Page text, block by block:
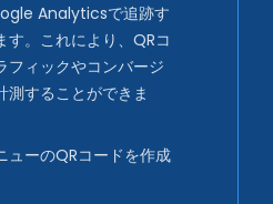
Analyticsで追跡す
す。これにより、QRコ
フィックやコンバージ
測することができま
ューのQRコードを作成